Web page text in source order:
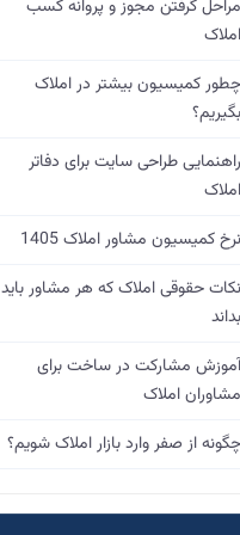
مراحل گرفتن مجوز و پروانه کسب
املاک
چطور کمیسیون بیشتر در املاک
بگیریم؟
راهنمایی طراحی سایت برای دفاتر
املاک
نرخ کمیسیون مشاور املاک 1405
نکات حقوقی املاک که هر مشاور باید
بداند
آموزش مشارکت در ساخت برای
مشاوران املاک
چگونه از صفر وارد بازار املاک شویم؟